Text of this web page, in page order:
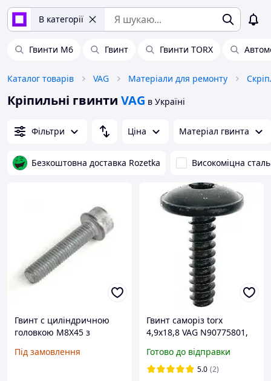
В категорії
Гвинти М6 Гвинт Гвинти TORX
Каталог товарів VAG Матеріали для ремонту
Кріпильні гвинти VAG в Україні
Фільтри Ціна Матеріал гвинта
Безкоштовна доставка Rozetka Високоміцна сталь
Гвинт с циліндричною
головкою M8X45 з
шестигранником VAG N
Під замовлення
Гвинт саморіз torx
4,9x18,8 VAG N90775801,
Готово до відправки
5.0 (2)